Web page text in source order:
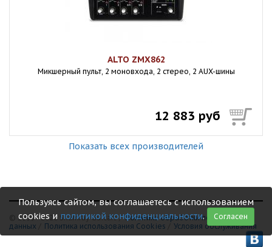
ALTO ZMX862
Микшерный пульт, 2 моновхода, 2 стерео, 2 AUX-шины
12 883 руб
Показать всех производителей
© 1999 - 2026 Shamray Guitars /Политика обработки персональных
данных
Политика использования Сookies Условия обслуживания
Пользуясь сайтом, вы соглашаетесь с использованием
cookies и политикой конфиденциальности. Согласен